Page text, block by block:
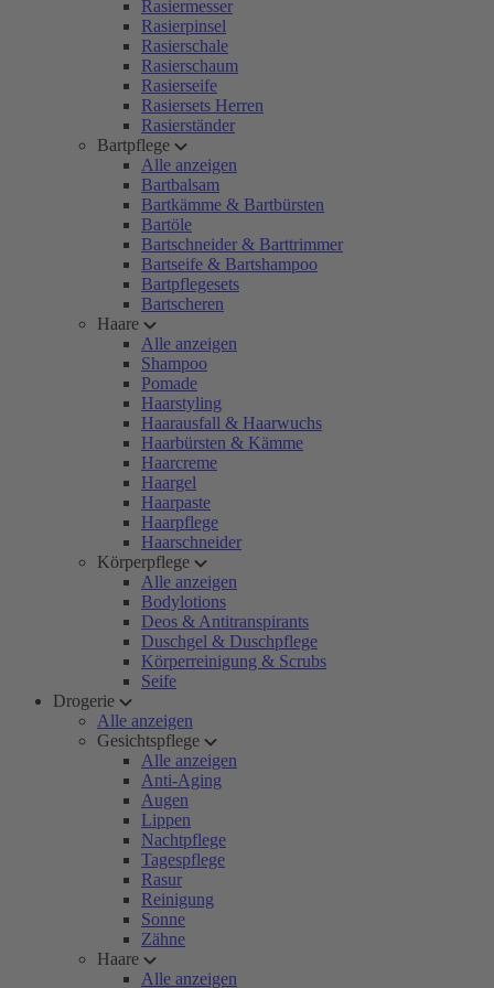
Rasiermesser
Rasierpinsel
Rasierschale
Rasierschaum
Rasierseife
Rasiersets Herren
Rasierständer
Bartpflege
Alle anzeigen
Bartbalsam
Bartkämme & Bartbürsten
Bartöle
Bartschneider & Barttrimmer
Bartseife & Bartshampoo
Bartpflegesets
Bartscheren
Haare
Alle anzeigen
Shampoo
Pomade
Haarstyling
Haarausfall & Haarwuchs
Haarbürsten & Kämme
Haarcreme
Haargel
Haarpaste
Haarpflege
Haarschneider
Körperpflege
Alle anzeigen
Bodylotions
Deos & Antitranspirants
Duschgel & Duschpflege
Körperreinigung & Scrubs
Seife
Drogerie
Alle anzeigen
Gesichtspflege
Alle anzeigen
Anti-Aging
Augen
Lippen
Nachtpflege
Tagespflege
Rasur
Reinigung
Sonne
Zähne
Haare
Alle anzeigen